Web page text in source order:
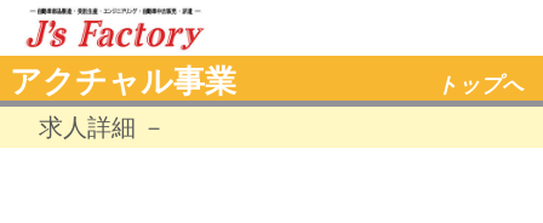
アクチャル事業 トップへ
求人詳細 －